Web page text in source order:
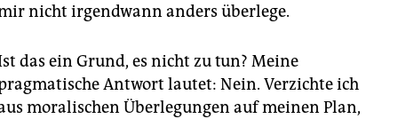
nicht irgendwann anders überlege.
das ein Grund, es nicht zu tun? Meine
Antwort lautet: Nein. Verzichte ich
moralischen Überlegungen auf meinen Plan,